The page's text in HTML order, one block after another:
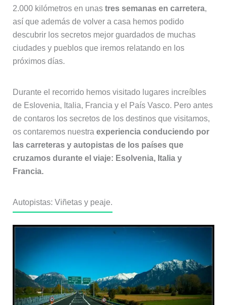
2.000 kilómetros en unas tres semanas en carretera,
así que además de volver a casa hemos podido
descubrir los secretos mejor guardados de muchas
ciudades y pueblos que iremos relatando en los
próximos días.
Durante el recorrido hemos visitado lugares increíbles
de Eslovenia, Italia, Francia y el País Vasco. Pero antes
de contaros los secretos de los destinos que visitamos,
os contaremos nuestra experiencia conduciendo por
las carreteras y autopistas de los países que
cruzamos durante el viaje: Esolvenia, Italia y
Francia.
Autopistas: Viñetas y peaje.